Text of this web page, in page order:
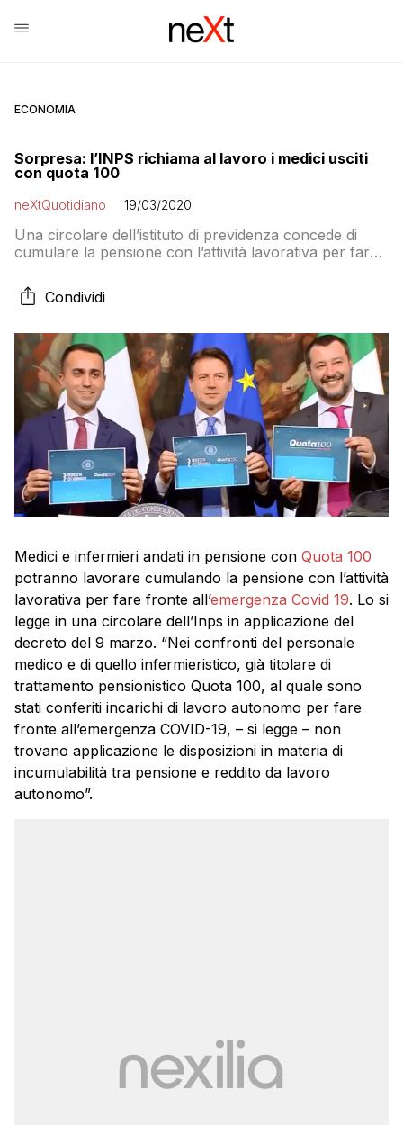
ECONOMIA
Sorpresa: l’INPS richiama al lavoro i medici usciti
con quota 100
neXtQuotidiano 19/03/2020
Una circolare dell’istituto di previdenza concede di
cumulare la pensione con l’attività lavorativa per far
li aveva mandati in pensione?
Condividi
Medici e infermieri andati in pensione con Quota 100
potranno lavorare cumulando la pensione con l’attività
lavorativa per fare fronte all’emergenza Covid 19. Lo si
legge in una circolare dell’Inps in applicazione del
decreto del 9 marzo. “Nei confronti del personale
medico e di quello infermieristico, già titolare di
trattamento pensionistico Quota 100, al quale sono
stati conferiti incarichi di lavoro autonomo per fare
fronte all’emergenza COVID-19, – si legge – non
trovano applicazione le disposizioni in materia di
incumulabilità tra pensione e reddito da lavoro
autonomo”.